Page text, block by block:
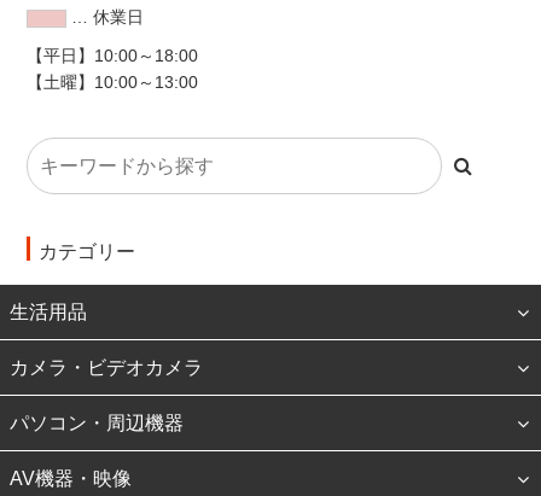
… 休業日
【平日】10:00～18:00
【土曜】10:00～13:00
カテゴリー
生活用品
カメラ・ビデオカメラ
パソコン・周辺機器
AV機器・映像